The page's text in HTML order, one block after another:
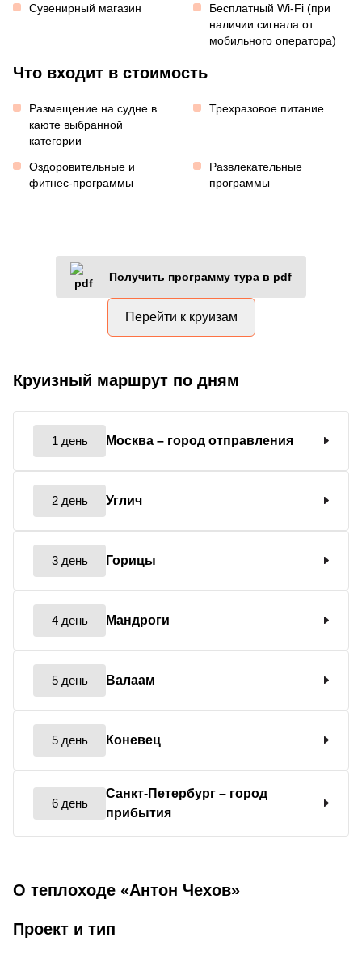
Сувенирный магазин
Бесплатный Wi-Fi (при
наличии сигнала от
мобильного оператора)
Что входит в стоимость
Размещение на судне в
каюте выбранной
категории
Трехразовое питание
Оздоровительные и
фитнес-программы
Развлекательные
программы
Получить программу тура в pdf
Перейти к круизам
Круизный маршрут по дням
1 день Москва – город отправления
2 день Углич
3 день Горицы
4 день Мандроги
5 день Валаам
5 день Коневец
6 день
Санкт-Петербург – город
прибытия
О теплоходе «Антон Чехов»
Проект и тип